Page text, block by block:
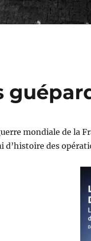
mondiale de la
d’histoire des